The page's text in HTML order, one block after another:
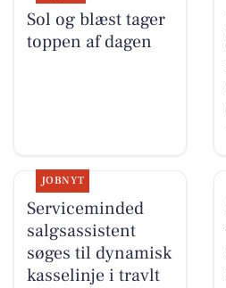
Sol og blæst tager
toppen af dagen
JOBNYT
Serviceminded
salgsassistent
søges til dynamisk
kasselinje i travlt